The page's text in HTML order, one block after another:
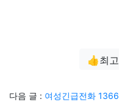
👍최고
다음 글 : 여성긴급전화